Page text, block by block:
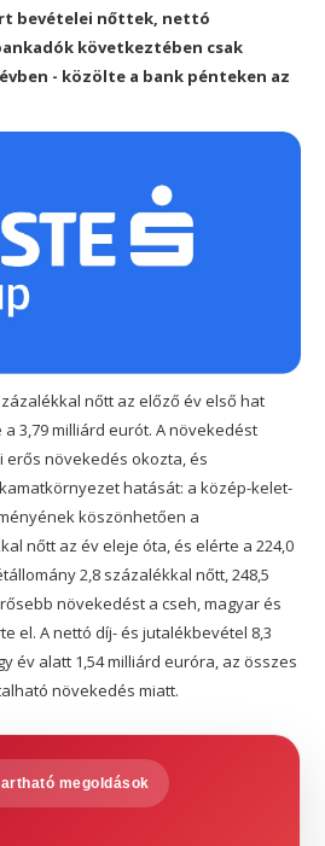
bevételei nőttek, nettó
következtében csak
- közölte a bank pénteken az
nőtt az előző év első hat
3,79 milliárd eurót. A növekedést
növekedés okozta, és
hatását: a közép-kelet-
köszönhetően a
nőtt az év eleje óta, és elérte a 224,0
2,8 százalékkal nőtt, 248,5
növekedést a cseh, magyar és
el. A nettó díj- és jutalékbevétel 8,3
év alatt 1,54 milliárd euróra, az összes
növekedés miatt.
megoldások